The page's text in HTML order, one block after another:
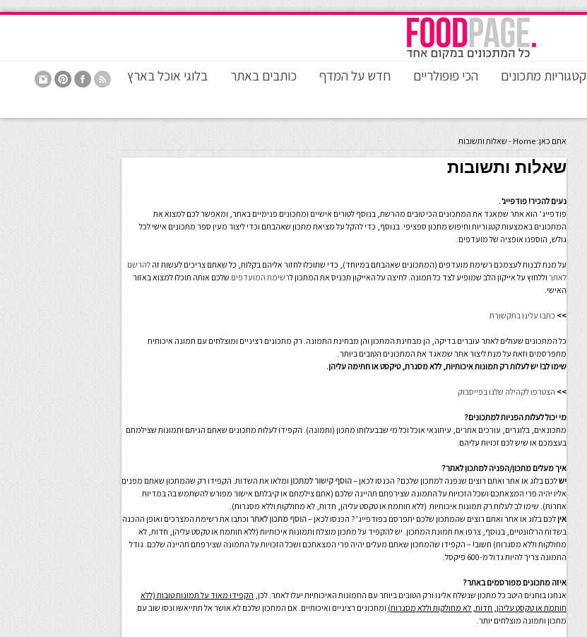
קטגוריות מתכונים הכי פופולריים חדש על המדף כותבים באתר בלוגי אוכל בארץ
אתם כאן: Home
- שאלות ותשובות
שאלות ותשובות
נעים להכיר! פודפייג’.
פודפייג’ הוא אתר שמאגד את המתכונים הכי טובים מהרשת, בנוסף לטורים אישיים ומתכונים פנימיים באתר, ומאפשר לכם למצוא את
המתכונים באמצעות קטגוריות וחיפוש מתכון ספציפי. בנוסף, כדי להקל על מציאת מתכון שאהבתם וכדי ליצור מעין ספר מתכונים אישי לכל
גולש, הוספנו אופציה של מועדפים.
על מנת לבנות לעצמכם רשימת מועדפים (המתכונים שאהבתם במיוחד), כדי שתוכלו לחזור אליהם בקלות, כל שאתם צריכים לעשות זה להרשם
לאתר וללחוץ על אייקון הלב שמופיע לצד כל תמונה. לחיצה על האייקון תכניס את המתכון לרשימת המועדפים שלכם אותה תוכלו למצוא באזור
האישי.
>> כתבו עלינו בתקשורת
כל המתכונים שעולים לאתר עוברים בדיקה, הן מבחינת המתכון והן מבחינת התמונה. רק מתכונים רציניים ומוצלחים עם תמונה איכותית
מתפרסמים וזאת על מנת ליצור אתר שמאגד את המתכונים הטובים ביותר.
שימו לב! יש לעלות רק תמונות איכותיות, ללא מסגרת, טיקסט או חתימה עליהן.
>> הצטרפו לקהילה שלנו בפייסבוק
מי יכול לעלות הפניות למתכונים?
מתכונאים, בלוגרים, עורכים אתרים, עיתונאי אוכל וכל מי שבבעלותו מתכון (ותמונה). הקפידו לעלות מתכונים שאתם הגיתם ותמונות שצילמתם
בעצמכם או שיש לכם זכויות עליהם.
איך מעלים מתכון/הפניה למתכון לאתר?
ישלכם בלוג או אתר ואתם רוצים שנפנה למתכון שלכם? הכנסו לכאן –הוסף קישור למתכון ומלאו את השדות. הקפידו רק שהמתכון שאתם מפנים
אליו יהיה פרי המצאתכם ושכל הזכויות על התמונה שצירפתם תהיינה שלכם (אתם צילמתם או קיבלתם אישור מפורש להשתמש בה במדיות
אחרות). שימו לב לעלות רק תמונות איכותיות (ללא חותמת או טקסט עליהן, חדות, לא מחולקות וללא מסגרות).
אין לכם בלוג או אתר ואתם רוצים שהמתכון שלכם יתפרסם בפודפייג’? הכנסו לכאן –הוסף מתכון לאתר וכתבו את רשימת המצרכים ואופן ההכנה
בשדות הרלוונטיים, בנוסף, צרפו את תמונת המתכון. יש להקפיד על מתכון מוצלח ותמונות איכותיות (ללא חותמת או טקסט עליהן, חדות, לא
מחולקות וללא מסגרות) חשוב! – הקפידו שהמתכון שאתם מעלים יהיה פרי המצאתכם ושכל הזכויות על התמונה שצירפתם תהיינה שלכם. גודל
התמונה צריך להיות גדול מ-600 פיקסל.
איזה מתכונים מפורסמים באתר?
אנחנו בוחנים היטב כל מתכון שנשלח אלינו ורק הטובים ביותר עם התמונות האיכותיות יעלו לאתר. לכן, הקפידו מאוד על תמונות טובות (ללא
חותמת או טקסט עליהן, חדות, לא מחולקות וללא מסגרות) ומתכונים רציניים ואיכותיים. אם המתכון שלכם לא אושר אל תתייאשו ונסו שוב עם
מתכון ותמונה מוצלחים יותר.